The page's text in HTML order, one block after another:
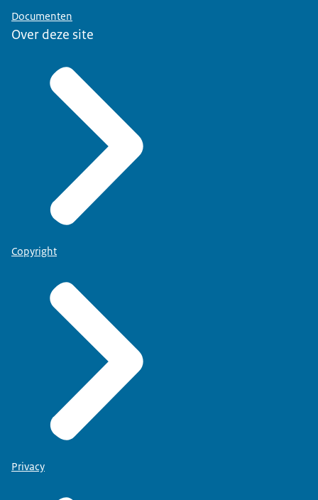
Documenten
Over deze site
Copyright
Privacy